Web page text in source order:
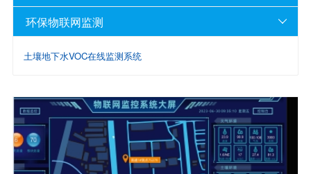
环保物联网监测 
土壤地下水VOC在线监测系统